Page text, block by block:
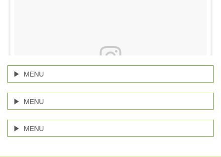
MENU
MENU
MENU